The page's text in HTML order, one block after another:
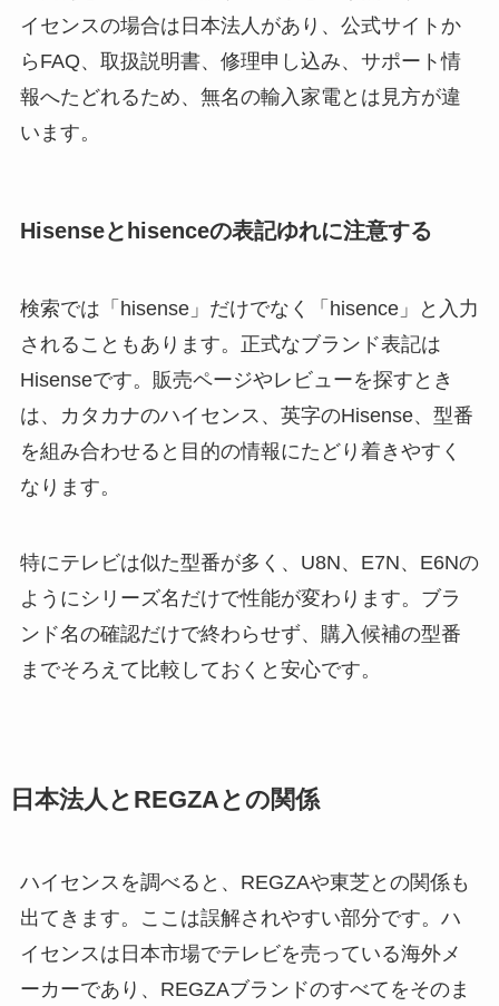
イセンスの場合は日本法人があり、公式サイトか
らFAQ、取扱説明書、修理申し込み、サポート情
報へたどれるため、無名の輸入家電とは見方が違
います。
Hisenseとhisenceの表記ゆれに注意する
検索では「hisense」だけでなく「hisence」と入力
されることもあります。正式なブランド表記は
Hisenseです。販売ページやレビューを探すとき
は、カタカナのハイセンス、英字のHisense、型番
を組み合わせると目的の情報にたどり着きやすく
なります。
特にテレビは似た型番が多く、U8N、E7N、E6Nの
ようにシリーズ名だけで性能が変わります。ブラ
ンド名の確認だけで終わらせず、購入候補の型番
までそろえて比較しておくと安心です。
日本法人とREGZAとの関係
ハイセンスを調べると、REGZAや東芝との関係も
出てきます。ここは誤解されやすい部分です。ハ
イセンスは日本市場でテレビを売っている海外メ
ーカーであり、REGZAブランドのすべてをそのま